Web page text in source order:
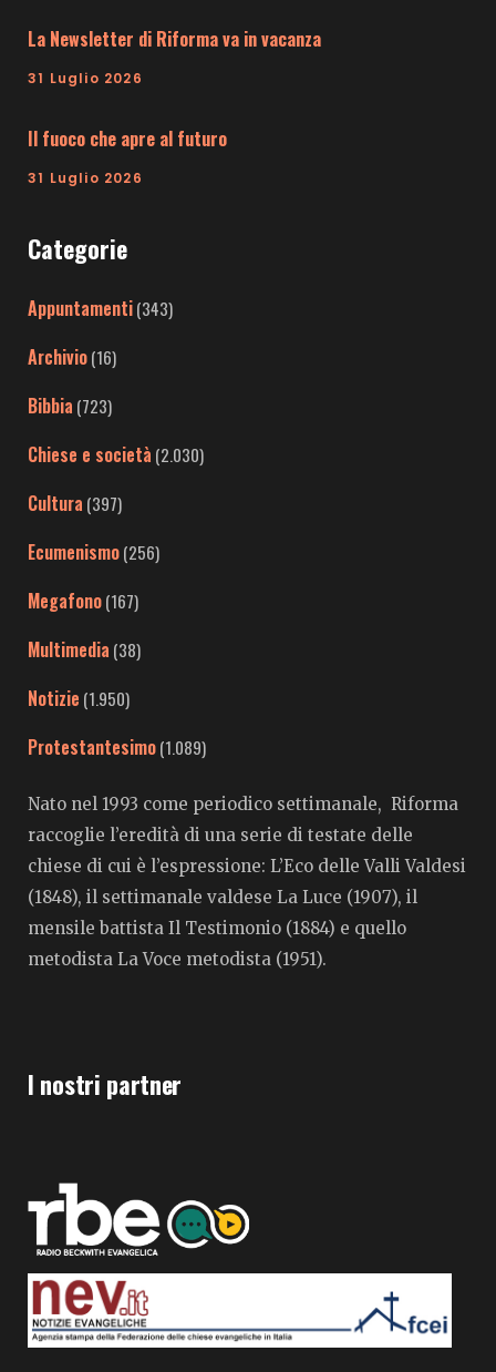
La Newsletter di Riforma va in vacanza
31 Luglio 2026
Il fuoco che apre al futuro
31 Luglio 2026
Categorie
Appuntamenti(343)
Archivio(16)
Bibbia (723)
Chiese e società (2.030)
Cultura (397)
Ecumenismo(256)
Megafono(167)
Multimedia (38)
Notizie (1.950)
Protestantesimo(1.089)
Nato nel 1993 come periodico settimanale, Riforma
raccoglie l’eredità di una serie di testate delle
chiese di cui è l’espressione: L’Eco delle Valli Valdesi
(1848), il settimanale valdese La Luce (1907), il
mensile battista Il Testimonio (1884) e quello
metodista La Voce metodista (1951).
I nostri partner